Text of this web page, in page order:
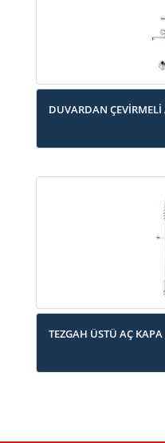
DUVARDAN
TEZGAH ÜSTÜ AÇ KAPA